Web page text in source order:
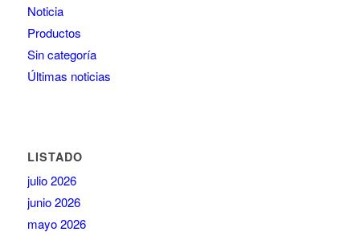
Noticia
Productos
Sin categoría
Últimas noticias
LISTADO
julio 2026
junio 2026
mayo 2026